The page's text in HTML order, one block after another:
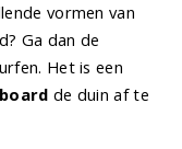
vormen van
Ga dan de
Het is een
board de duin af te